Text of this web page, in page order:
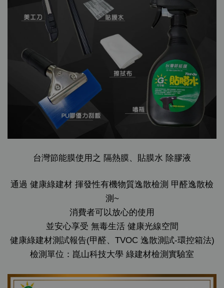
台灣節能膜使用之 隔熱膜、貼膜水 除膠液
通過 健康綠建材 揮發性有機物質逸散檢測 甲醛逸散檢
測~
消費者可以放心的使用
並安心享受 無毒生活 健康光線空間
健康綠建材測試報告(甲醛、TVOC 逸散測試-環控箱法)
檢測單位：崑山科技大學 綠建材檢測實驗室